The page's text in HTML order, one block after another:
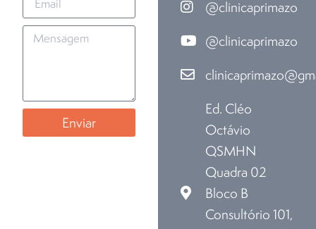
Enviar
@clinicaprimazo
@clinicaprimazo
Ed. Cléo
Octávio
QSMHN
Quadra 02
Bloco B
Consultório 101,